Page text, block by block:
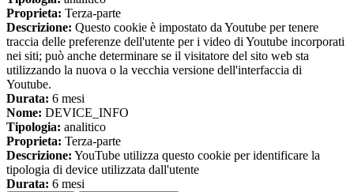
Proprieta: Terza-parte
Descrizione: Questo cookie è impostato da Youtube per tenere
traccia delle preferenze dell'utente per i video di Youtube incorporati
nei siti; può anche determinare se il visitatore del sito web sta
utilizzando la nuova o la vecchia versione dell'interfaccia di
Youtube.
Durata: 6 mesi
Nome: DEVICE_INFO
Tipologia: analitico
Proprieta: Terza-parte
Descrizione: YouTube utilizza questo cookie per identificare la
tipologia di device utilizzata dall'utente
Durata: 6 mesi